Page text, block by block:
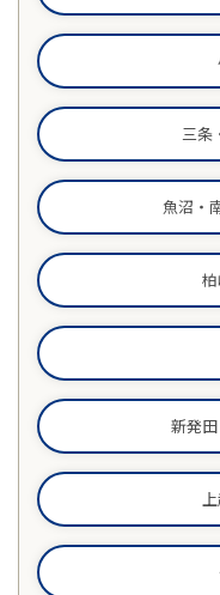
物
お問い合
受付時間：9:00
物件売却に関する
お問い合わせ
土
三条
魚沼・
新発田